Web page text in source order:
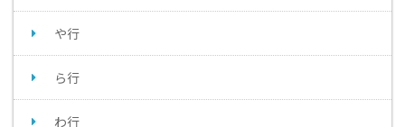
や行
ら行
わ行